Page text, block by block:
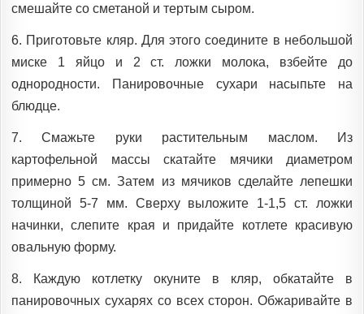
смешайте со сметаной и тертым сыром.
6. Приготовьте кляр. Для этого соедините в небольшой
миске 1 яйцо и 2 ст. ложки молока, взбейте до
однородности. Панировочные сухари насыпьте на
блюдце.
7. Смажьте руки растительным маслом. Из
картофельной массы скатайте мячики диаметром
примерно 5 см. Затем из мячиков сделайте лепешки
толщиной 5-7 мм. Сверху выложите 1-1,5 ст. ложки
начинки, слепите края и придайте котлете красивую
овальную форму.
8. Каждую котлетку окуните в кляр, обкатайте в
панировочных сухарях со всех сторон. Обжаривайте в